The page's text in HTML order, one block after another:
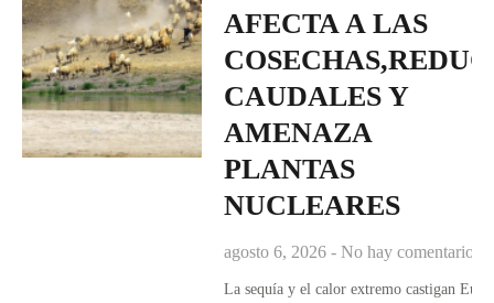
AFECTA A LAS
CAUDALES Y
AMENAZA
PLANTAS
NUCLEARES
agosto 6, 2026 No hay comentarios
La sequía y el calor extremo castigan